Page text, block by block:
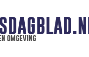
omgeving